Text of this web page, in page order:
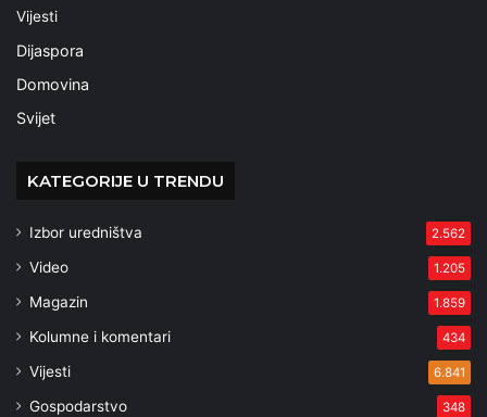
Vijesti
Dijaspora
Domovina
Svijet
KATEGORIJE U TRENDU
Izbor uredništva 2.562
Video 1.205
Magazin 1.859
Kolumne i komentari 434
Vijesti 6.841
Gospodarstvo 348